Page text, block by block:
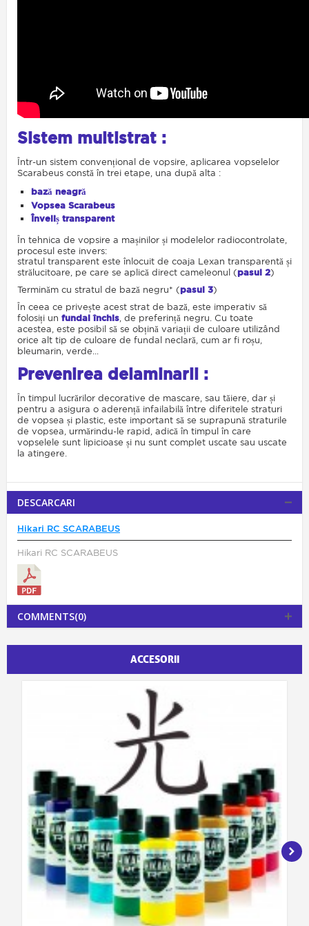
Sistem multistrat :
Într-un sistem convențional de vopsire, aplicarea vopselelor
Scarabeus constă în trei etape, una după alta :
bază neagră
Vopsea Scarabeus
Înveliș transparent
În tehnica de vopsire a mașinilor și modelelor radiocontrolate,
procesul este invers:
stratul transparent este înlocuit de coaja Lexan transparentă și
strălucitoare, pe care se aplică direct cameleonul (pasul 2)
Terminăm cu stratul de bază negru* (pasul 3)
În ceea ce privește acest strat de bază, este imperativ să
folosiți un fundal închis, de preferință negru. Cu toate
acestea, este posibil să se obțină variații de culoare utilizând
orice alt tip de culoare de fundal neclară, cum ar fi roșu,
bleumarin, verde...
Prevenirea delaminarii :
În timpul lucrărilor decorative de mascare, sau tăiere, dar și
pentru a asigura o aderență infailabilă între diferitele straturi
de vopsea și plastic, este important să se suprapună straturile
de vopsea, urmărindu-le rapid, adică în timpul în care
vopselele sunt lipicioase și nu sunt complet uscate sau uscate
la atingere.
DESCARCARI
Hikari RC SCARABEUS
Hikari RC SCARABEUS
COMMENTS(0)
ACCESORII